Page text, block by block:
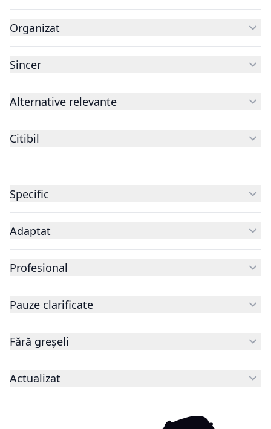
Organizat
Sincer
Alternative relevante
Citibil
Specific
Adaptat
Profesional
Pauze clarificate
Fără greșeli
Actualizat